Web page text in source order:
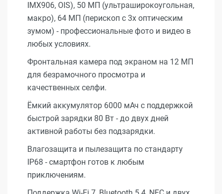
IMX906, OIS), 50 МП (ультраширокоугольная,
макро), 64 МП (перископ с 3x оптическим
зумом) - профессиональные фото и видео в
любых условиях.
Фронтальная камера под экраном на 12 МП
для безрамочного просмотра и
качественных селфи.
Ёмкий аккумулятор 6000 мАч с поддержкой
быстрой зарядки 80 Вт - до двух дней
активной работы без подзарядки.
Влагозащита и пылезащита по стандарту
IP68 - смартфон готов к любым
приключениям.